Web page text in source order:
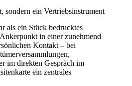
sondern ein Vertriebsinstrument
als ein Stück bedrucktes
in einer zunehmend
Kontakt – bei
im direkten Gespräch im
ein zentrales